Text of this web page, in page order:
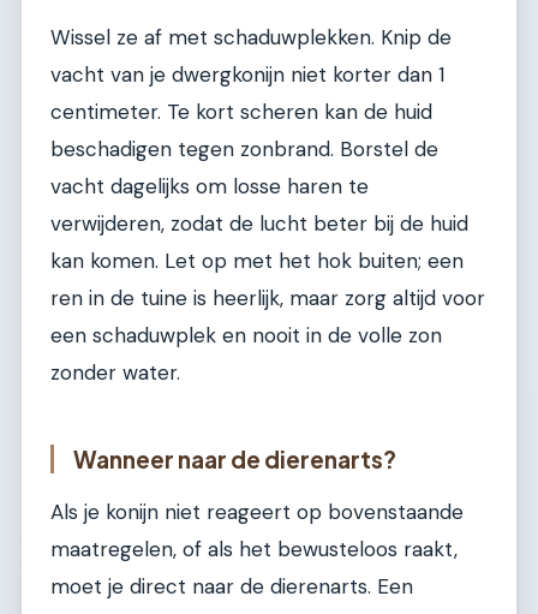
Wissel ze af met schaduwplekken. Knip de
vacht van je dwergkonijn niet korter dan 1
centimeter. Te kort scheren kan de huid
beschadigen tegen zonbrand. Borstel de
vacht dagelijks om losse haren te
verwijderen, zodat de lucht beter bij de huid
kan komen. Let op met het hok buiten; een
ren in de tuine is heerlijk, maar zorg altijd voor
een schaduwplek en nooit in de volle zon
zonder water.
Wanneer naar de dierenarts?
Als je konijn niet reageert op bovenstaande
maatregelen, of als het bewusteloos raakt,
moet je direct naar de dierenarts. Een